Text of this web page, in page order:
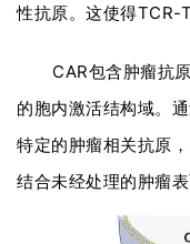
性抗原。这使得TCR-
CAR包含肿瘤抗
的胞内激活结构域。
特定的肿瘤相关抗原
结合未经处理的肿瘤表